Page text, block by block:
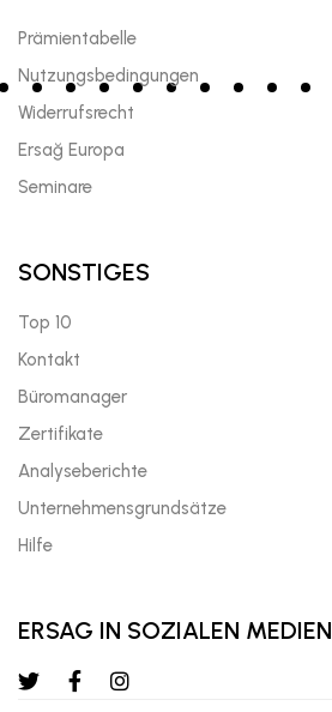
Prämientabelle
Nutzungsbedingungen
Widerrufsrecht
Ersağ Europa
Seminare
SONSTIGES
Top 10
Kontakt
Büromanager
Zertifikate
Analyseberichte
Unternehmensgrundsätze
Hilfe
ERSAG IN SOZIALEN MEDIEN